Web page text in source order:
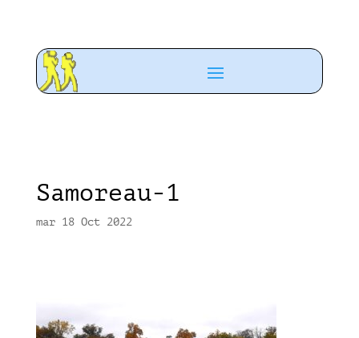
Samoreau-1
mar 18 Oct 2022